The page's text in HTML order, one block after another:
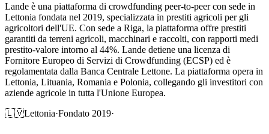
Lande è una piattaforma di crowdfunding peer-to-peer con sede in
Lettonia fondata nel 2019, specializzata in prestiti agricoli per gli
agricoltori dell'UE. Con sede a Riga, la piattaforma offre prestiti
garantiti da terreni agricoli, macchinari e raccolti, con rapporti medi
prestito-valore intorno al 44%. Lande detiene una licenza di
Fornitore Europeo di Servizi di Crowdfunding (ECSP) ed è
regolamentata dalla Banca Centrale Lettone. La piattaforma opera in
Lettonia, Lituania, Romania e Polonia, collegando gli investitori con
aziende agricole in tutta l'Unione Europea.
🇱🇻Lettonia·Fondato 2019·